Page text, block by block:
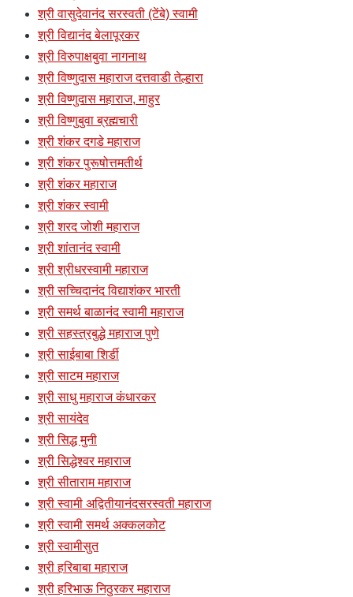
श्री वासुदेवानंद सरस्वती (टेंबे) स्वामी
श्री विद्यानंद बेलापूरकर
श्री विरुपाक्षबुवा नागनाथ
श्री विष्णुदास महाराज दत्तवाडी तेल्हारा
श्री विष्णुदास महाराज, माहुर
श्री विष्णुबुवा ब्रह्मचारी
श्री शंकर दगडे महाराज
श्री शंकर पुरूषोत्तमतीर्थ
श्री शंकर महाराज
श्री शंकर स्वामी
श्री शरद जोशी महाराज
श्री शांतानंद स्वामी
श्री श्रीधरस्वामी महाराज
श्री सच्चिदानंद विद्याशंकर भारती
श्री समर्थ बाळानंद स्वामी महाराज
श्री सहस्त्रबुद्धे महाराज पुणे
श्री साईबाबा शिर्डी
श्री साटम महाराज
श्री साधु महाराज कंधारकर
श्री सायंदेव
श्री सिद्ध मुनी
श्री सिद्धेश्वर महाराज
श्री सीताराम महाराज
श्री स्वामी अद्वितीयानंदसरस्वती महाराज
श्री स्वामी समर्थ अक्कलकोट
श्री स्वामीसुत
श्री हरिबाबा महाराज
श्री हरिभाऊ निठुरकर महाराज